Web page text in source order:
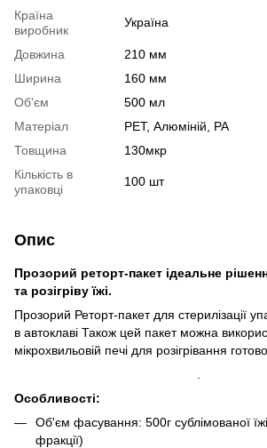
Країна
виробник
Україна
Довжина
210 мм
Ширина
160 мм
Об'єм
500 мл
Матеріал
РЕТ, Алюміній, PA
Товщина
130мкр
Кількість в
упаковці
100 шт
Опис
Прозорий реторт-пакет ідеальне
та розігріву їжі.
Прозорий Реторт-пакет для стерилізації
в автоклаві Також цей пакет можна
мікрохвильовій печі для розігрівання
Особливості:
Об'єм фасування: 500г сублімованої їжі
фракції)